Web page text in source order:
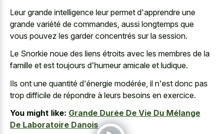
Leur grande intelligence leur permet d'apprendre une
grande variété de commandes, aussi longtemps que
vous pouvez les garder concentrés sur la session.
Le Snorkie noue des liens étroits avec les membres de la
famille et est toujours d'humeur amicale et ludique.
Ils ont une quantité d'énergie modérée, il n'est donc pas
trop difficile de répondre à leurs besoins en exercice.
You might like: Grande Durée De Vie Du Mélange
De Laboratoire Danois